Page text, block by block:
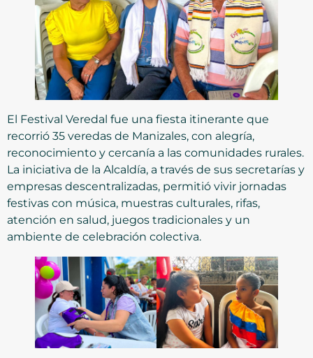
El Festival Veredal fue una fiesta itinerante que
recorrió 35 veredas de Manizales, con alegría,
reconocimiento y cercanía a las comunidades rurales.
La iniciativa de la Alcaldía, a través de sus secretarías y
empresas descentralizadas, permitió vivir jornadas
festivas con música, muestras culturales, rifas,
atención en salud, juegos tradicionales y un
ambiente de celebración colectiva.